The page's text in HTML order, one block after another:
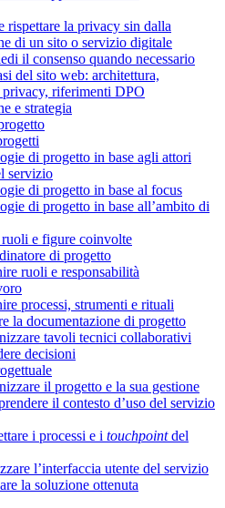
rispettare la privacy sin dalla
di un sito o servizio digitale
il consenso quando necessario
del sito web: architettura,
riferimenti DPO
e strategia
di progetto in base agli attori
servizio
di progetto in base al focus
di progetto in base all’ambito di
e figure coinvolte
di progetto
ruoli e responsabilità
processi, strumenti e rituali
la documentazione di progetto
tavoli tecnici collaborativi
decisioni
il progetto e la sua gestione
il contesto d’uso del servizio
i processi e i touchpointdel
l’interfaccia utente del servizio
la soluzione ottenuta